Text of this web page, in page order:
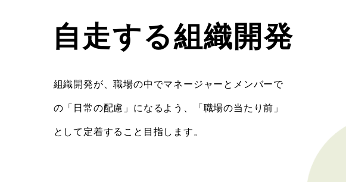
自走する組織開発
組織開発が、職場の中でマネージャーとメンバーで
の「日常の配慮」になるよう、「職場の当たり前」
として定着すること目指します。